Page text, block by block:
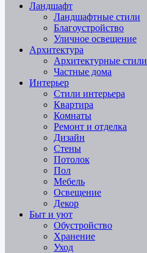
Ландшафт
Ландшафтные стили
Благоустройство
Уличное освещение
Архитектура
Архитектурные стили
Частные дома
Интерьер
Стили интерьера
Квартира
Комнаты
Ремонт и отделка
Дизайн
Стены
Потолок
Пол
Мебель
Освещение
Декор
Быт и уют
Обустройство
Хранение
Уход